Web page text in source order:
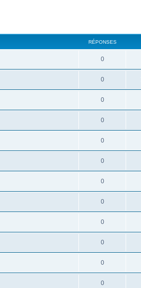
RÉPONSES
0
0
0
0
0
0
0
0
0
0
0
0